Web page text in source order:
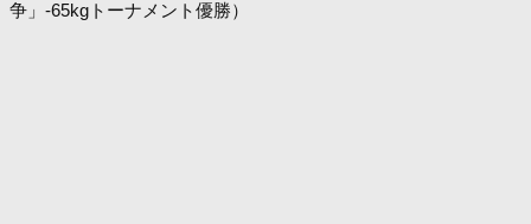
争」-65kgトーナメント優勝）